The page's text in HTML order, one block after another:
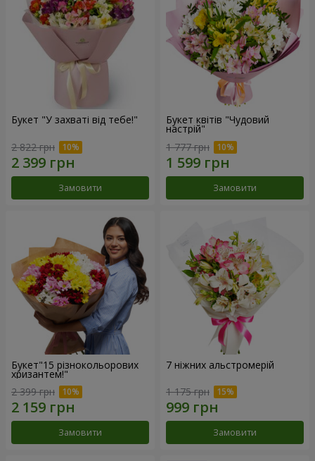
Букет "У захваті від тебе!"
2 822 грн
Замовити
Букет квітів "Чудовий
настрій"
1 777 грн
Замовити
Букет"15 різнокольорових
хризантем!"
2 399 грн
Замовити
7 ніжних альстромерій
1 175 грн
Замовити